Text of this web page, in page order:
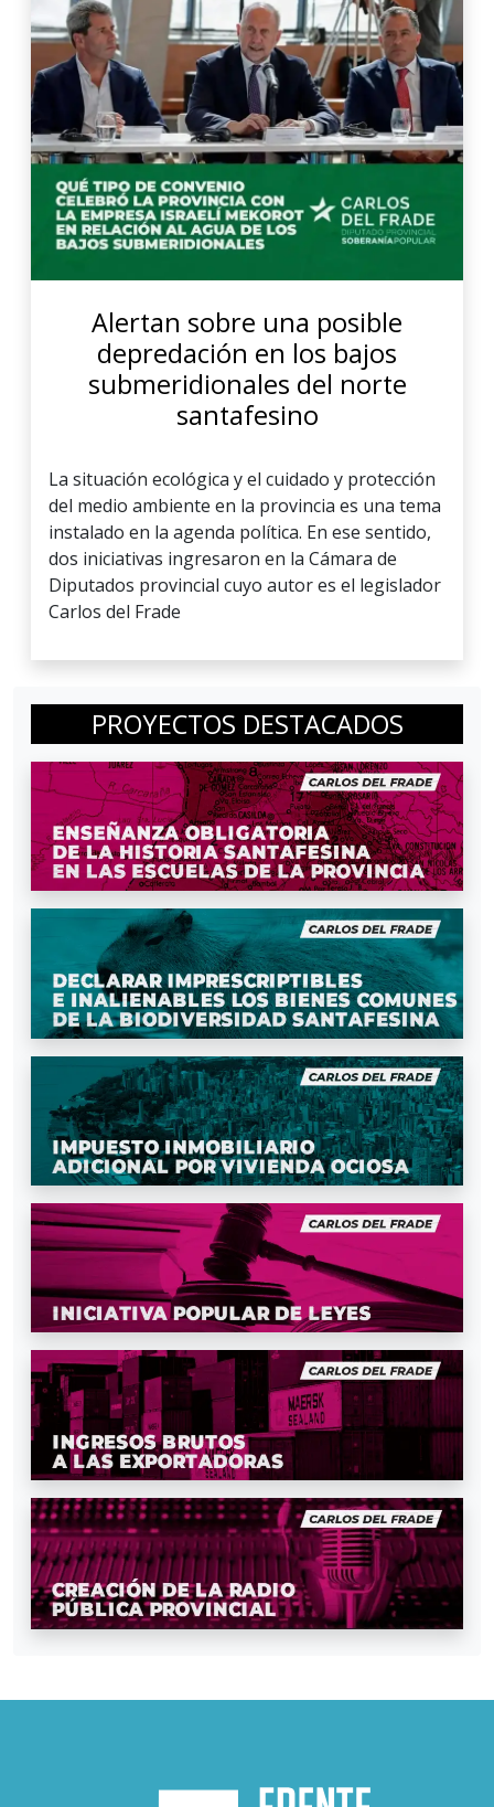
Alertan sobre una posible
depredación en los bajos
submeridionales del norte
santafesino
La situación ecológica y el cuidado y protección
del medio ambiente en la provincia es una tema
instalado en la agenda política. En ese sentido,
dos iniciativas ingresaron en la Cámara de
Diputados provincial cuyo autor es el legislador
Carlos del Frade
PROYECTOS DESTACADOS